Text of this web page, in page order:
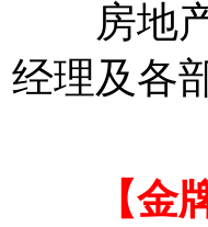
房地产
经理及各
【金牌